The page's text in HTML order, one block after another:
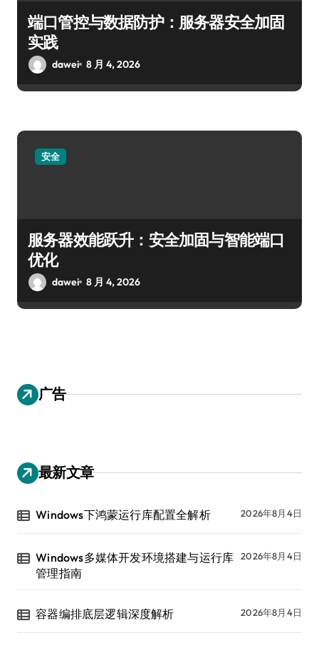
端口管控与数据防护：服务器安全加固
实践
dawei 8 月 4, 2026
安全
服务器效能跃升：安全加固与智能端口
优化
dawei 8 月 4, 2026
广告
最新文章
Windows下鸿蒙运行库配置全解析 2026年8月4日
Windows多媒体开发环境搭建与运行库
管理指南
2026年8月4日
容器编排底层逻辑深度解析 2026年8月4日